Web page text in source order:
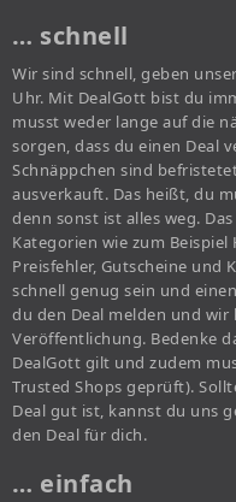
… schnell
Wir sind schnell, geben
Uhr. Mit DealGott bist du
musst weder lange auf die
sorgen, dass du einen Deal
Schnäppchen sind
ausverkauft. Das heißt, du
denn sonst ist alles weg.
Kategorien wie zum
Preisfehler, Gutscheine und
schnell genug sein und
du den Deal melden und
Veröffentlichung. Bedenke
DealGott gilt und zudem
Trusted Shops geprüft).
Deal gut ist, kannst du uns
den Deal für dich.
… einfach